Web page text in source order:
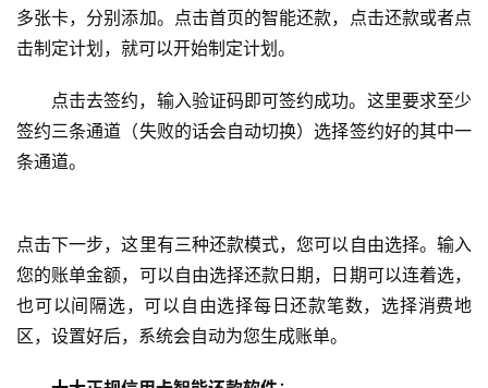
多张卡，分别添加。点击首页的智能还款，点击还款或者点
击制定计划，就可以开始制定计划。
点击去签约，输入验证码即可签约成功。这里要求至少
签约三条通道（失败的话会自动切换）选择签约好的其中一
条通道。
点击下一步，这里有三种还款模式，您可以自由选择。输入
您的账单金额，可以自由选择还款日期，日期可以连着选，
也可以间隔选，可以自由选择每日还款笔数，选择消费地
区，设置好后，系统会自动为您生成账单。